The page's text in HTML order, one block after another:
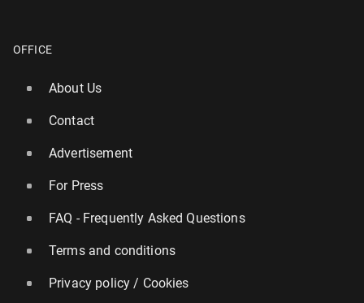
OFFICE
About Us
Contact
Advertisement
For Press
FAQ - Frequently Asked Questions
Terms and conditions
Privacy policy / Cookies